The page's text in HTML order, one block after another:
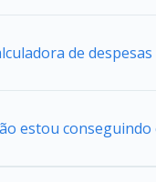
de despesas
estou